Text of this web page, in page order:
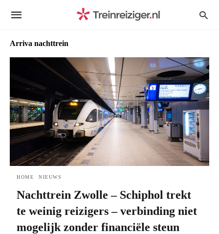
Arriva nachttrein
HOME NIEUWS
Nachttrein Zwolle – Schiphol trekt
te weinig reizigers – verbinding niet
mogelijk zonder financiële steun